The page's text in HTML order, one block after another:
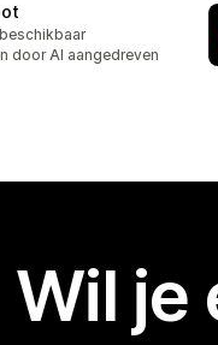
door AI aangedreven
Wil je